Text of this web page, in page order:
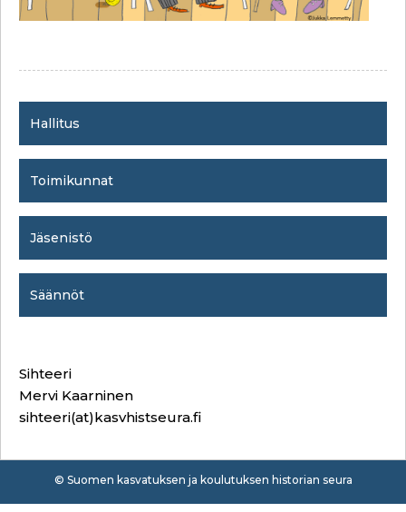
Hallitus
Toimikunnat
Jäsenistö
Säännöt
Sihteeri
Mervi Kaarninen
sihteeri(at)kasvhistseura.fi
© Suomen kasvatuksen ja koulutuksen historian seura